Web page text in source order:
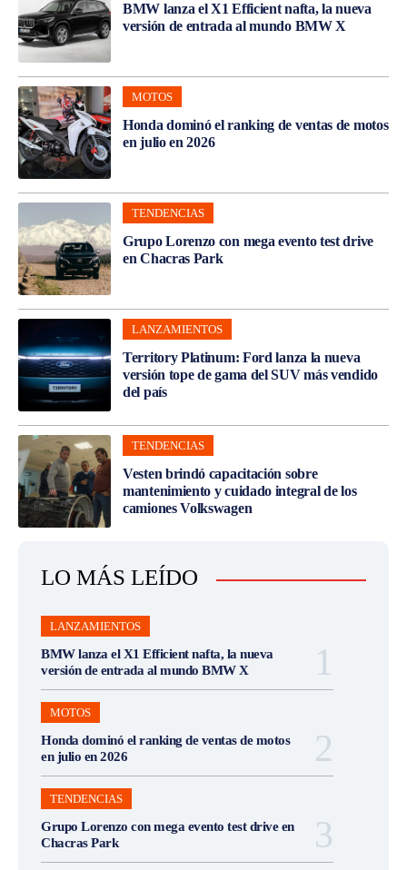
BMW lanza el X1 Efficient nafta, la nueva
versión de entrada al mundo BMW X
MOTOS
Honda dominó el ranking de ventas de motos
en julio en 2026
TENDENCIAS
Grupo Lorenzo con mega evento test drive
en Chacras Park
LANZAMIENTOS
Territory Platinum: Ford lanza la nueva
versión tope de gama del SUV más vendido
del país
TENDENCIAS
Vesten brindó capacitación sobre
mantenimiento y cuidado integral de los
camiones Volkswagen
LO MÁS LEÍDO
LANZAMIENTOS
BMW lanza el X1 Efficient nafta, la nueva
versión de entrada al mundo BMW X
MOTOS
Honda dominó el ranking de ventas de motos
en julio en 2026
TENDENCIAS
Grupo Lorenzo con mega evento test drive en
Chacras Park